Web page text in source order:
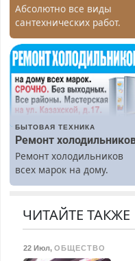
Абсолютно все виды
сантехнических работ.
Быстро. Качественно.
Недорого.
БЫТОВАЯ ТЕХНИКА
Ремонт
Ремонт холодильников
всех марок на дому.
ЧИТАЙТЕ ТАКЖЕ
22 Июл, ОБЩЕСТВО